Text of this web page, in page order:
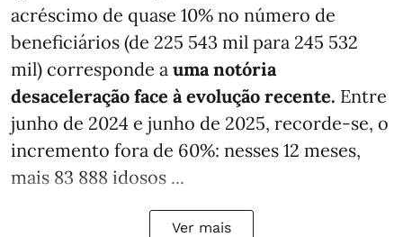
acréscimo de quase 10% no número de
beneficiários (de 225 543 mil para 245 532
mil) corresponde a uma notória
desaceleração face à evolução recente. Entre
junho de 2024 e junho de 2025, recorde-se, o
incremento fora de 60%: nesses 12 meses,
mais 83 888 idosos ...
Ver mais